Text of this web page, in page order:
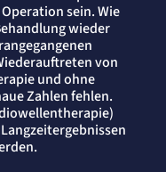
sein. Wie
wieder
von
und ohne
Zahlen fehlen.